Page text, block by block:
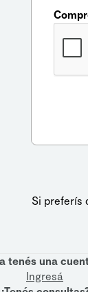
Si preferís
tenés una
Ingresá